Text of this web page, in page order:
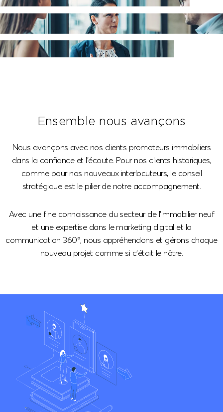
Ensemble nous avançons
Nous avançons avec nos clients promoteurs immobiliers
dans la confiance et l’écoute. Pour nos clients historiques,
comme pour nos nouveaux interlocuteurs, le conseil
stratégique est le pilier de notre accompagnement.
Avec une fine connaissance du secteur de l’immobilier neuf
et une expertise dans le marketing digital et la
communication 360°, nous appréhendons et gérons chaque
nouveau projet comme si c’était le nôtre.